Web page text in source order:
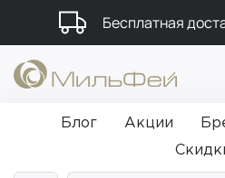
Бесплатная
Подарки в каждый
Промокод
Блог Акции